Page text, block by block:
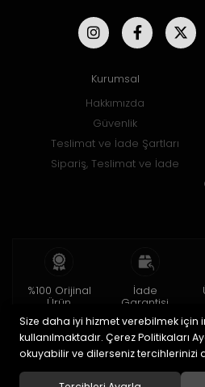
Kurumsal
Hakkımızda
Güvenlik
Teslimat ve İade Şartları
Sipariş, Teslimat ve İade
%100 Orijinal
Ürün
2 yıl garanti
İade
Garantisi
15 gün içinde
iade
Size daha iyi hizmet verebilmek için
kullanılmaktadır. Çerez Politikaları
okuyabilir ve dilerseniz tercihlerinizi